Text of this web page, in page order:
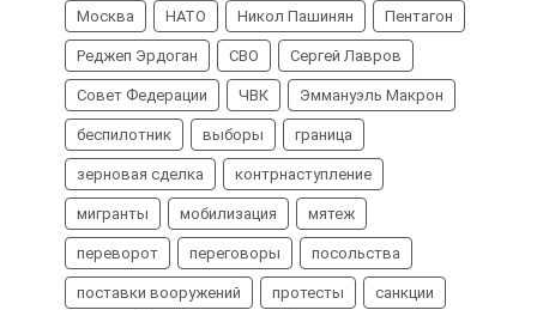
Москва НАТО Никол Пашинян Пентагон
Реджеп Эрдоган СВО Сергей Лавров
Совет Федерации ЧВК Эммануэль Макрон
беспилотник выборы граница
зерновая сделка контрнаступление
мигранты мобилизация мятеж
переворот переговоры посольства
поставки вооружений протесты санкции